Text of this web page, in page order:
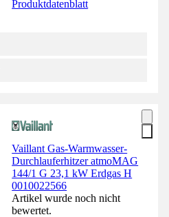
Produktdatenblatt
Vaillant Gas-Warmwasser-
Durchlauferhitzer atmoMAG
144/1 G 23,1 kW Erdgas H
0010022566
Artikel wurde noch nicht
bewertet.